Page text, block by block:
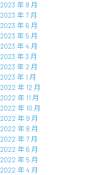
2023 年 8 月
2023 年 7 月
2023 年 6 月
2023 年 5 月
2023 年 4 月
2023 年 3 月
2023 年 2 月
2023 年 1 月
2022 年 12 月
2022 年 11 月
2022 年 10 月
2022 年 9 月
2022 年 8 月
2022 年 7 月
2022 年 6 月
2022 年 5 月
2022 年 4 月